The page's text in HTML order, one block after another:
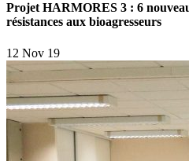
Projet HARMORES 3 : 6
résistances aux bioagresseurs
12 Nov 19